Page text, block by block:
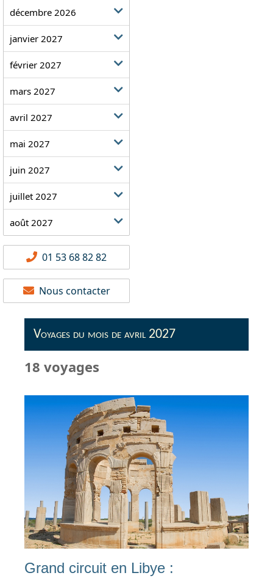
décembre 2026
janvier 2027
février 2027
mars 2027
avril 2027
mai 2027
juin 2027
juillet 2027
août 2027
01 53 68 82 82
Nous contacter
Voyages du mois de avril 2027
18 voyages
Grand circuit en Libye :